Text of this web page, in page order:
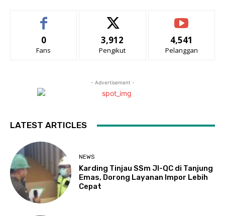
0
Fans
3,912
Pengikut
4,541
Pelanggan
- Advertisement -
LATEST ARTICLES
NEWS
Karding Tinjau SSm JI-QC di Tanjung
Emas, Dorong Layanan Impor Lebih
Cepat